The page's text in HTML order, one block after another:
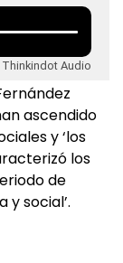
Audio
ascendido
y ‘los
los
de
social’.